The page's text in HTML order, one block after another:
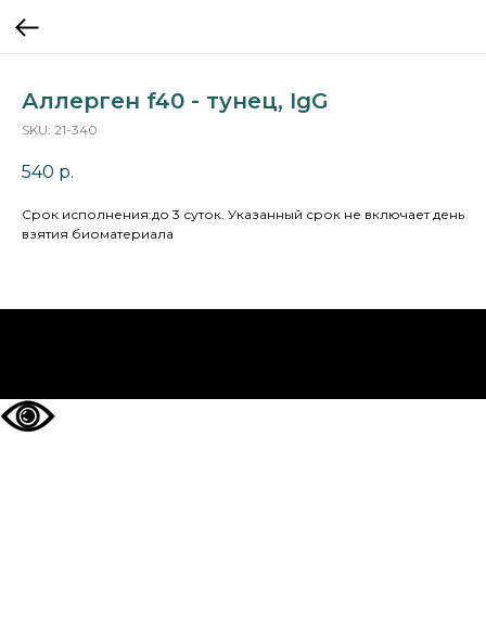
Аллерген f40 - тунец, IgG
SKU: 21-340
540 р.
Cрок исполнения:до 3 суток. Указанный срок не включает день
взятия биоматериала